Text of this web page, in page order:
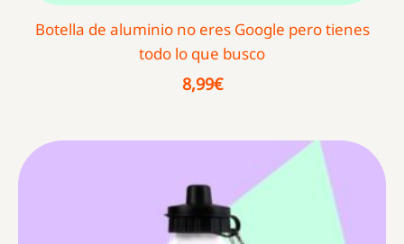
Botella de aluminio no eres Google pero tienes
todo lo que busco
8,99€